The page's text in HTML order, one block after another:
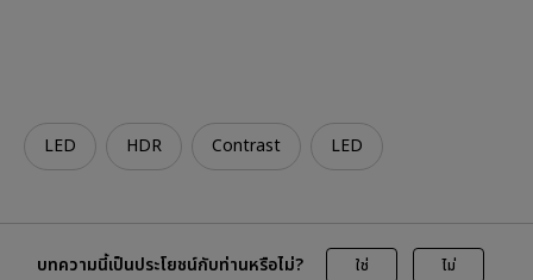
LED HDR Contrast LED
บทความนี้เป็นประโยชน์กับท่านหรือไม่? ใช่ ไม่